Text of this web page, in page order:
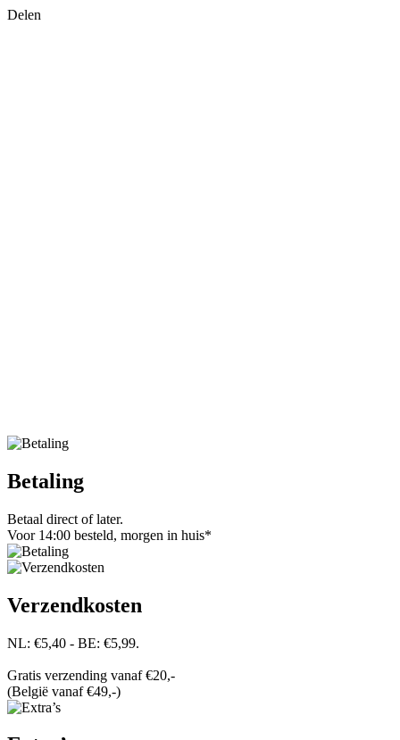
Delen
Betaling
Betaal direct of later.
Voor 14:00 besteld, morgen in huis*
Verzendkosten
NL: €5,40 - BE: €5,99.
Gratis verzending vanaf €20,-
(België vanaf €49,-)